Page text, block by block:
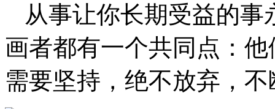
从事让你长期受益的
画者都有一个共同点：
需要坚持，绝不放弃，